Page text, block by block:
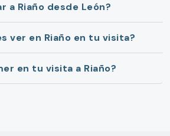
a Riaño desde León?
ver en Riaño en tu visita?
en tu visita a Riaño?